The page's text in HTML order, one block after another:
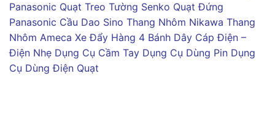
Panasonic Quạt Treo Tường Senko Quạt Đứng
Panasonic Cầu Dao Sino Thang Nhôm Nikawa Thang
Nhôm Ameca Xe Đẩy Hàng 4 Bánh Dây Cáp Điện –
Điện Nhẹ Dụng Cụ Cầm Tay Dụng Cụ Dùng Pin Dụng
Cụ Dùng Điện Quạt